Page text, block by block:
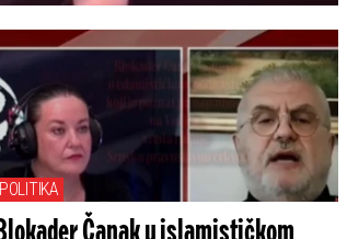
uslove u zamenu
da ispune
POLITIKA